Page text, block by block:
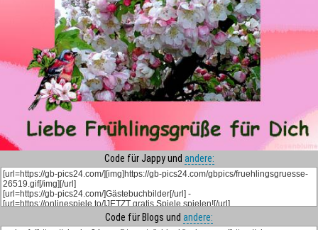
Code für Jappy und andere:
Code für Blogs und andere: